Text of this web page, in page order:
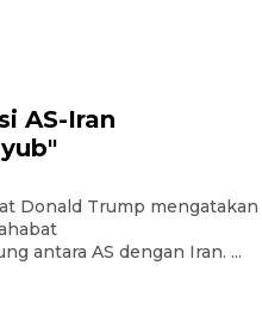
AS-Iran
Donald Trump mengatakan
antara AS dengan Iran. ...